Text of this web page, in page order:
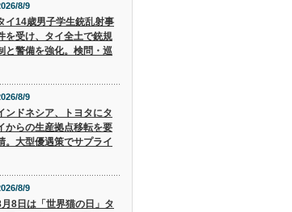
8/9
イ14歳男子学生銃乱射事
を受け、タイ全土で銃規
と警備を強化。検問・巡
8/9
ンドネシア、トヨタにタ
からの生産拠点移転を要
。大型優遇策でサプライ
8/9
8日は「世界猫の日」タ